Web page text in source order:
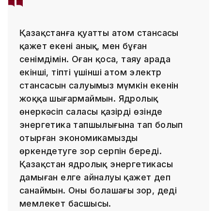
Қазақстанға қуатты атом стансасы
қажет екені анық, мен бұған
сенімдімін. Оған қоса, таяу арада
екінші, тіпті үшінші атом электр
стансасын салуымыз мүмкін екенін
жоққа шығармаймын. Ядролық
өнеркәсіп саласы қазірдің өзінде
энергетика тапшылығына тап болып
отырған экономикамызды
өркендетуге зор серпін береді.
Қазақстан ядролық энергетикасы
дамыған елге айналуы қажет деп
санаймын. Оның болашағы зор, деді
мемлекет басшысы.